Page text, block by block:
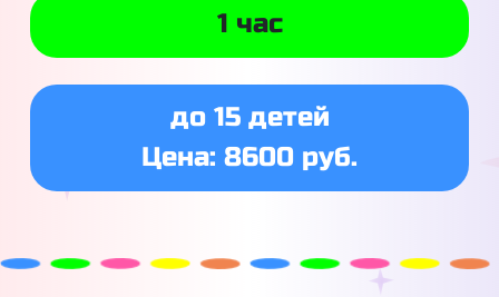
1 час
до 15 детей
Цена: 8600 руб.